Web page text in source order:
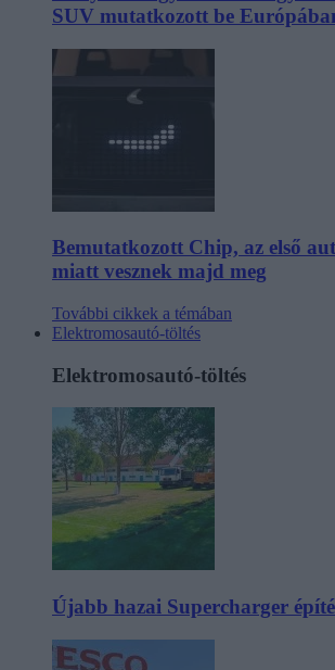
SUV mutatkozott be
Bemutatkozott Chip, az első
miatt vesznek majd meg
További cikkek a témában
Elektromosautó-töltés
Elektromosautó-töltés
Újabb hazai Supercharger